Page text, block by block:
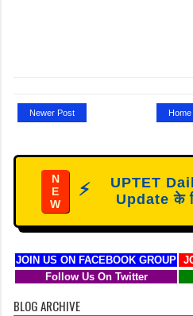
Newer Post Home
N
E
W
⚡
UPTET
Update के
JOIN US ON FACEBOOK GROUP
Follow Us On Twitter
BLOG ARCHIVE